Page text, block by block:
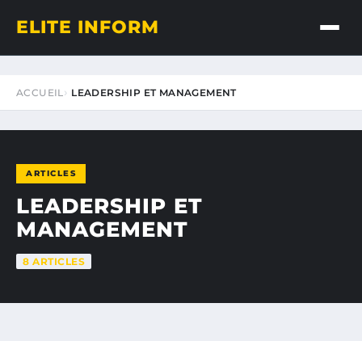
ELITE INFORM
ACCUEIL LEADERSHIP ET MANAGEMENT
ARTICLES
LEADERSHIP ET
MANAGEMENT
8 ARTICLES